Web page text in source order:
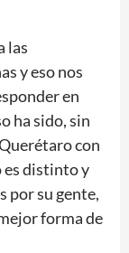
las
y eso nos
en
ha sido, sin
con
es distinto y
por su gente,
forma de